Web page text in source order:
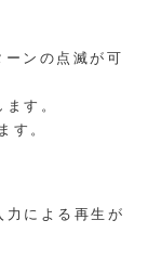
ンの点滅が可
す。
す。
力による再生が